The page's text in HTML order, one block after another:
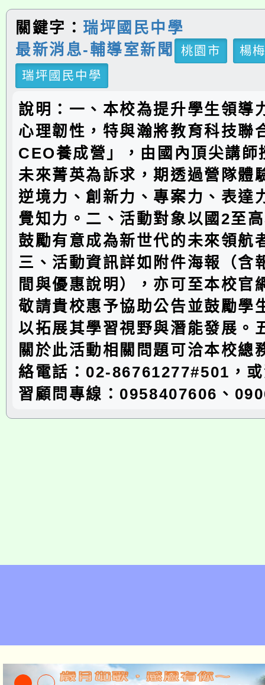
關鍵字： 瑞坪國民中學
最新消息-輔導室新聞
桃園市
楊
瑞坪國民中學
說明：一、本校為提升學生領導
心理韌性，特與瀚將教育科技聯
CEO養成營」，由國內頂尖講師
未來菁英為訴求，期透過營隊體
逆境力、創新力、專案力、表達
覺知力。二、活動對象以國2至
鼓勵有意成為新世代的未來領航
三、活動資訊詳如附件海報（含
間與優惠說明），亦可至本校官
敬請貴校惠予協助公告並鼓勵學
以拓展其學習視野與潛能發展。
關於此活動相關問題可洽本校總
絡電話：02-86761277#501，
習顧問專線：0958407606、